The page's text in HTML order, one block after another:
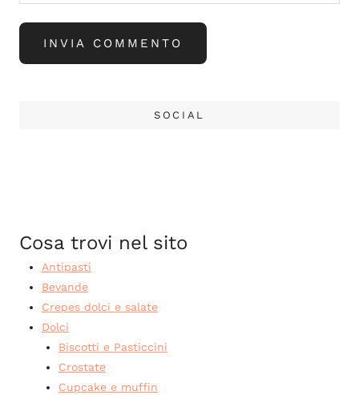
SOCIAL
Cosa trovi nel sito
Antipasti
Bevande
Crepes dolci e salate
Dolci
Biscotti e Pasticcini
Crostate
Cupcake e muffin